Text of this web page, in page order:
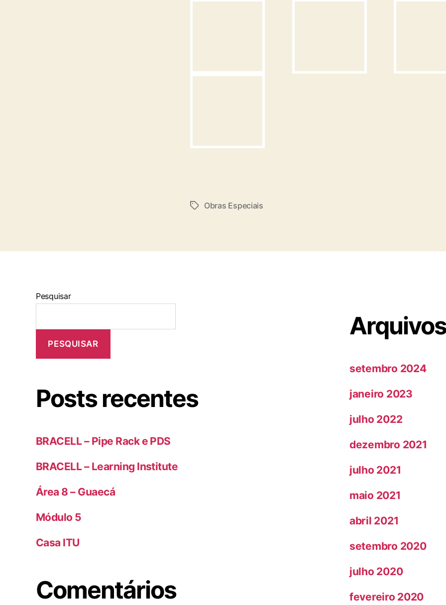
Obras Especiais
Pesquisar
PESQUISAR
Posts recentes
BRACELL – Pipe Rack e PDS
BRACELL – Learning Institute
Área 8 – Guaecá
Módulo 5
Casa ITU
Comentários
setembro 2024
janeiro 2023
julho 2022
dezembro 2021
julho 2021
maio 2021
abril 2021
setembro 2020
julho 2020
fevereiro 2020